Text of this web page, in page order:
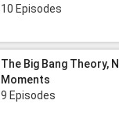
10 Episodes
The Big Bang Theory,
Moments
9 Episodes